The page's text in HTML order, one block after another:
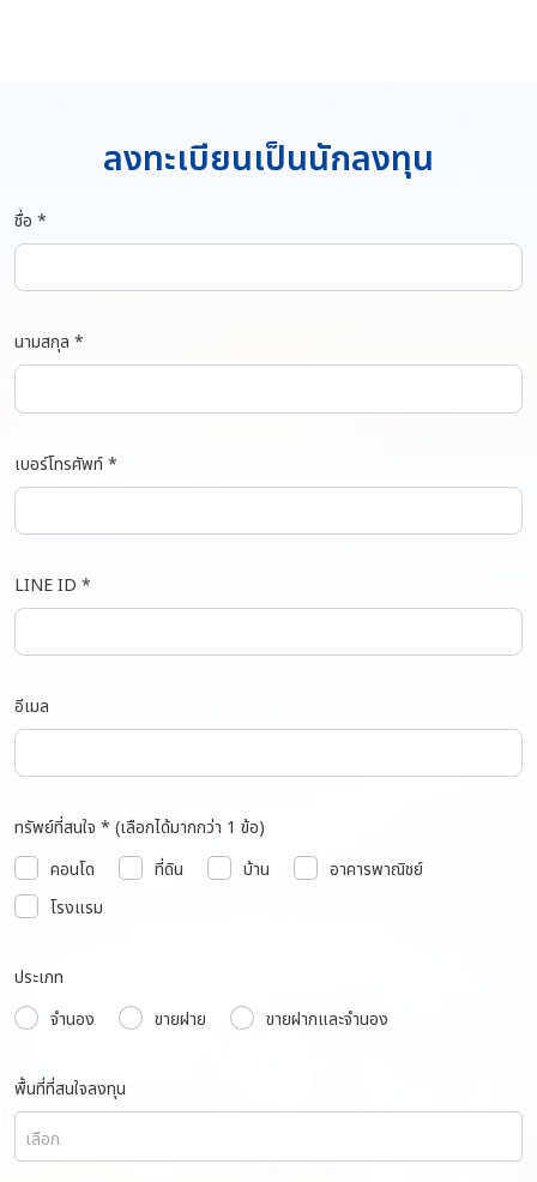
ลงทะเบียนเป็นนักลงทุน
ชื่อ *
นามสกุล *
เบอร์โทรศัพท์ *
LINE ID *
อีเมล
ทรัพย์ที่สนใจ * (เลือกได้มากกว่า 1 ข้อ)
คอนโด
ที่ดิน บ้าน
อาคารพาณิชย์
โรงแรม
ประเภท
จำนอง
ขายฝาย ขายฝากและจำนอง
พื้นที่ที่สนใจลงทุน
เลือก